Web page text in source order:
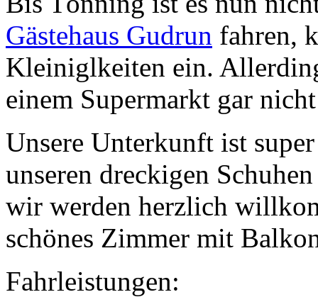
Gästehaus Gudrun fahren,
Kleiniglkeiten ein.
einem Supermarkt gar
Unsere Unterkunft ist
unseren dreckigen
wir werden herzlich
schönes Zimmer mit
Fahrleistungen: